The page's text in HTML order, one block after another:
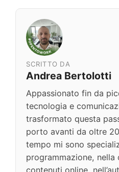
SCRITTO DA
Andrea Bertolotti
Appassionato fin da
tecnologia e
trasformato questa
porto avanti da oltre
tempo mi sono
programmazione, nella
contenuti online,